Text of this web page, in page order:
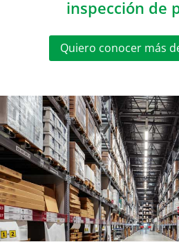
inspección de
Quiero conocer más